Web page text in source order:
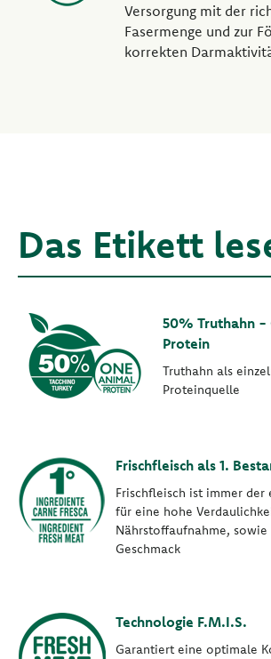
Versorgung mit der
Fasermenge und zur
korrekten
Das Etikett
50% Truthahn -
Protein
Truthahn als
Proteinquelle
Frischfleisch als 1.
Frischfleisch ist immer der
für eine hohe
Nährstoffaufnahme, sowie
Geschmack
Technologie F.M.I.S.
Garantiert eine optimale